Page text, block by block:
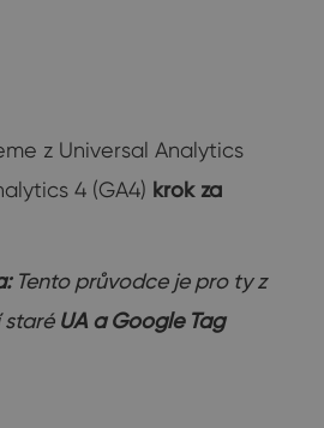
z Universal Analytics
4 (GA4) krok za
Tento průvodce je pro ty z
staré UA a Google Tag